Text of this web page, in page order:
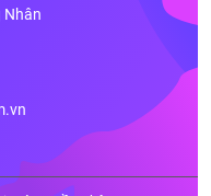
Nhân